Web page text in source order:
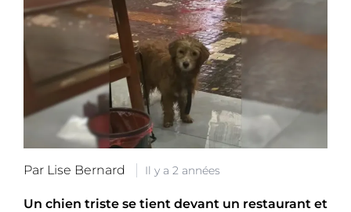
Par Lise Bernard Il y a 2 années
Un chien triste se tient devant un restaurant et